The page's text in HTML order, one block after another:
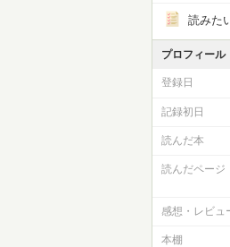
読みた
プロフィール
登録日
記録初日
読んだ本
読んだページ
感想・レビュ
本棚